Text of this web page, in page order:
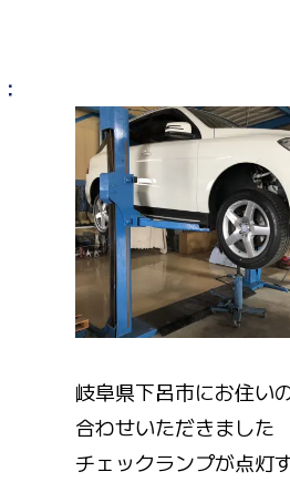
岐阜県下呂市にお住い
合わせいただきました
チェックランプが点灯